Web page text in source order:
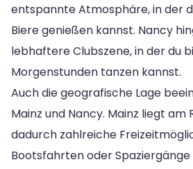
entspannte Atmosphäre, in der
Biere genießen kannst. Nancy
lebhaftere Clubszene, in der du
Morgenstunden tanzen kannst.
Auch die geografische Lage
Mainz und Nancy. Mainz liegt am
dadurch zahlreiche
Bootsfahrten oder